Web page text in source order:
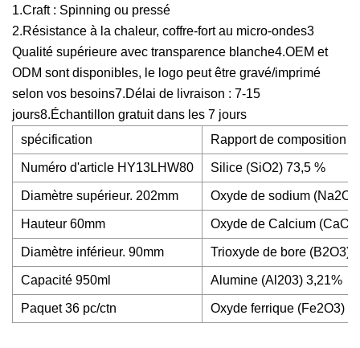
1.Craft : Spinning ou pressé
2.Résistance à la chaleur, coffre-fort au micro-ondes3
Qualité supérieure avec transparence blanche4.OEM et
ODM sont disponibles, le logo peut être gravé/imprimé
selon vos besoins7.Délai de livraison : 7-15
jours8.Échantillon gratuit dans les 7 jours
spécification
Rapport de composition
Numéro d'article HY13LHW80 Silice (SiO2) 73,5 %
Diamètre supérieur. 202mm Oxyde de sodium (Na2O)
Hauteur 60mm Oxyde de Calcium (CaO)
Diamètre inférieur. 90mm Trioxyde de bore (B2O3)
Capacité 950ml Alumine (Al203) 3,21%
Paquet 36 pc/ctn Oxyde ferrique (Fe2O3)